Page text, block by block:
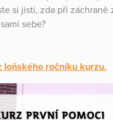
si jisti, zda při záchraně
sebe?
loňského ročníku kurzu.